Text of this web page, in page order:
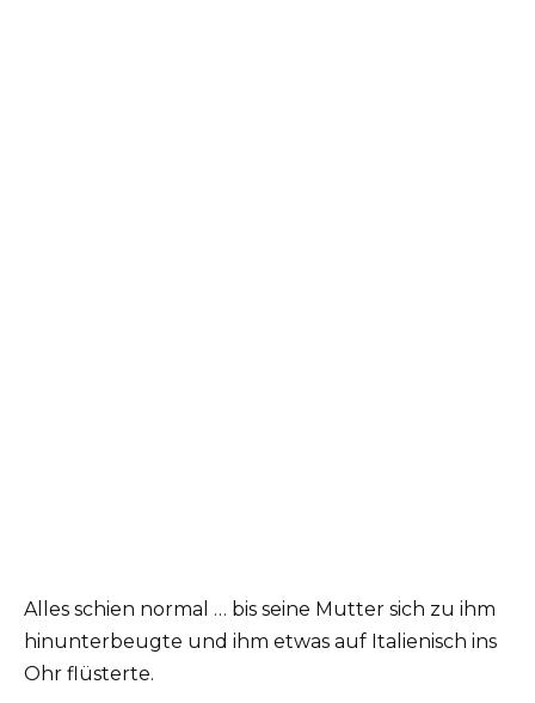
Alles schien normal … bis seine Mutter sich zu ihm
hinunterbeugte und ihm etwas auf Italienisch ins
Ohr flüsterte.